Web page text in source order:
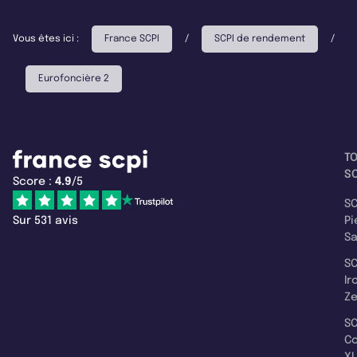
Vous êtes ici : France SCPI / SCPI de rendement /
Eurofoncière 2
Score : 4.9/5
Sur 531 avis